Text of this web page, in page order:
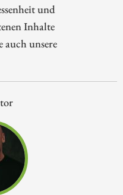
und
Inhalte
auch unsere